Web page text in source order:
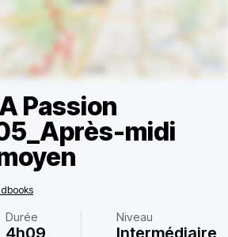
Passion
midi
Durée
4h09
Niveau
Intermédiaire